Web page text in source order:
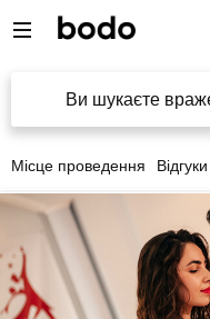
Ви шукаєте
Місце проведення Відгуки